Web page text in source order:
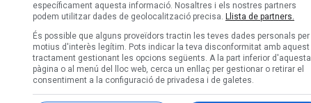
específicament aquesta informació. Nosaltres i els nostres partners
podem utilitzar dades de geolocalització precisa. Llista de partners.
És possible que alguns proveïdors tractin les teves dades personals per
motius d'interès legítim. Pots indicar la teva disconformitat amb aquest
tractament gestionant les opcions següents. A la part inferior d'aquesta
pàgina o al menú del lloc web, cerca un enllaç per gestionar o retirar el
consentiment a la configuració de privadesa i de galetes.